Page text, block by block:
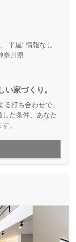
平屋: 情報なし
奈川県
い家づくり。
た条件、あなた
。